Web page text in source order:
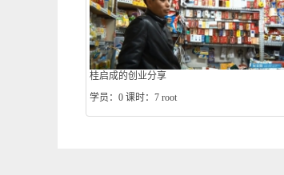
桂启成的创业分享
学员：0 课时：7 root